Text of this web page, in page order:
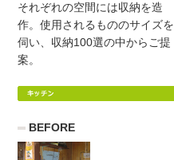
それぞれの空間には収納を造
作。使用されるもののサイズを
伺い、収納100選の中からご提
案。
BEFORE